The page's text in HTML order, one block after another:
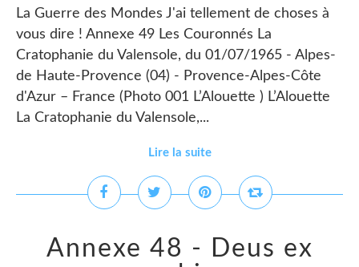
La Guerre des Mondes J'ai tellement de choses à
vous dire ! Annexe 49 Les Couronnés La
Cratophanie du Valensole, du 01/07/1965 - Alpes-
de Haute-Provence (04) - Provence-Alpes-Côte
d'Azur – France (Photo 001 L’Alouette ) L’Alouette
La Cratophanie du Valensole,...
Lire la suite
Annexe 48 - Deus ex